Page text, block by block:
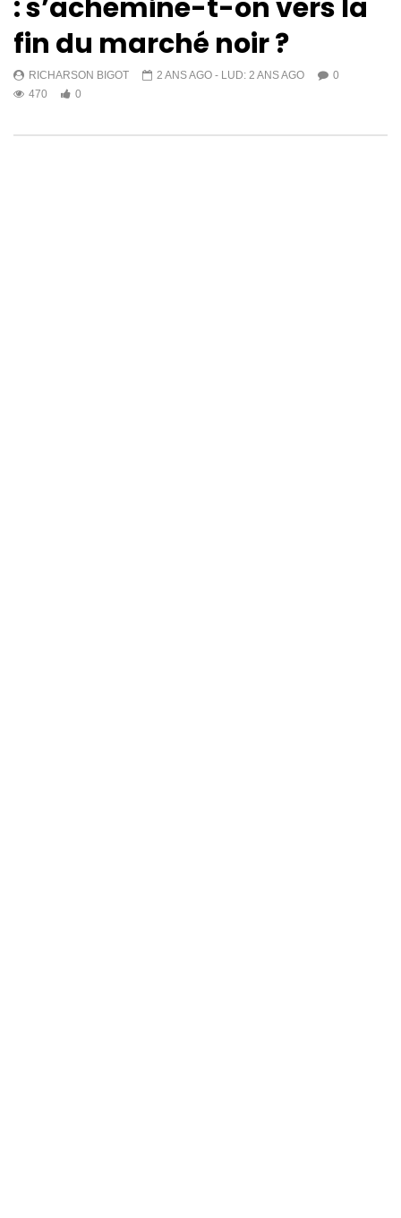
: s’achemine-t-on vers la
fin du marché noir ?
RICHARSON BIGOT 2 ANS AGO - LUD: 2 ANS AGO
0
470
0